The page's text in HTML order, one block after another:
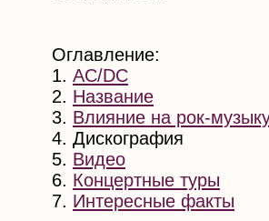
Оглавление:
1. AC/DC
2. Название
3. Влияние на рок-
4. Дискография
5. Видео
6. Концертные туры
7. Интересные факты